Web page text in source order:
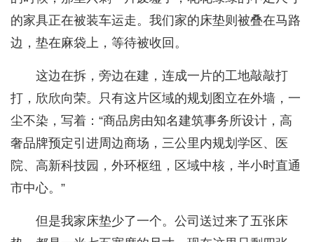
的家具正在被装车运走。我们家的床垫则被叠在马路
边，垫在麻袋上，等待被收回。
这边在拆，旁边在建，连成一片的工地敲敲打
打，欣欣向荣。只有这片区域的规划图立在外墙，一
尘不染，写着：“商品房由知名建筑事务所设计，高
奢品牌预定引进周边商场，三公里内规划学区、医
院、高新科技园，外环枢纽，区域中核，半小时直通
市中心。”
但是我家床垫少了一个。公司送过来了五张床